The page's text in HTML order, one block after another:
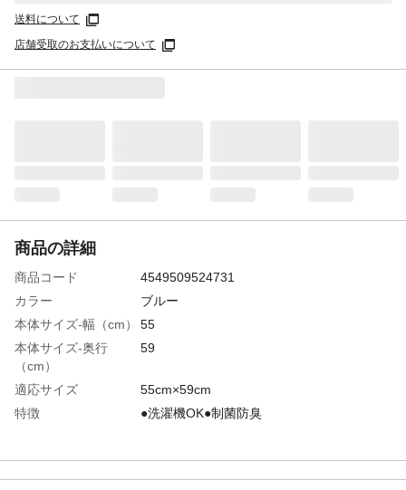
送料について
店舗受取のお支払いについて
商品の詳細
商品コード
4549509524731
カラー
ブルー
本体サイズ-幅（cm）
55
本体サイズ-奥行
（cm）
59
適応サイズ
55cm×59cm
特徴
●洗濯機OK●制菌防臭
手洗いのみ
×